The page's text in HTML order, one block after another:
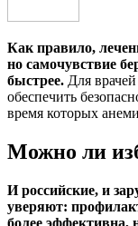
Как правило,
но самочувствие
быстрее. Для
обеспечить
время которых
Можно ли
И российские, и
уверяют:
более эффективна,